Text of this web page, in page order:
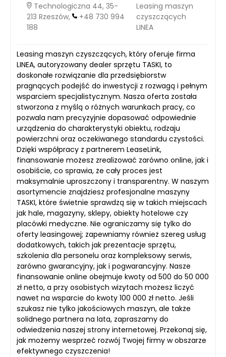
Technologiczna 44, 35-
213 Rzeszów,
+48 730 994
188
Leasing maszyn
czyszczących
LINEA
Leasing maszyn czyszczących, który oferuje firma
LINEA, autoryzowany dealer sprzętu TASKI, to
doskonałe rozwiązanie dla przedsiębiorstw
pragnących podejść do inwestycji z rozwagą i pełnym
wsparciem specjalistycznym. Nasza oferta została
stworzona z myślą o różnych warunkach pracy, co
pozwala nam precyzyjnie dopasować odpowiednie
urządzenia do charakterystyki obiektu, rodzaju
powierzchni oraz oczekiwanego standardu czystości.
Dzięki współpracy z partnerem LeaseLink,
finansowanie możesz zrealizować zarówno online, jak i
osobiście, co sprawia, że cały proces jest
maksymalnie uproszczony i transparentny. W naszym
asortymencie znajdziesz profesjonalne maszyny
TASKI, które świetnie sprawdzą się w takich miejscach
jak hale, magazyny, sklepy, obiekty hotelowe czy
placówki medyczne. Nie ograniczamy się tylko do
oferty leasingowej; zapewniamy również szereg usług
dodatkowych, takich jak prezentacje sprzętu,
szkolenia dla personelu oraz kompleksowy serwis,
zarówno gwarancyjny, jak i pogwarancyjny. Nasze
finansowanie online obejmuje kwoty od 500 do 50 000
zł netto, a przy osobistych wizytach możesz liczyć
nawet na wsparcie do kwoty 100 000 zł netto. Jeśli
szukasz nie tylko jakościowych maszyn, ale także
solidnego partnera na lata, zapraszamy do
odwiedzenia naszej strony internetowej. Przekonaj się,
jak możemy wesprzeć rozwój Twojej firmy w obszarze
efektywnego czyszczenia!